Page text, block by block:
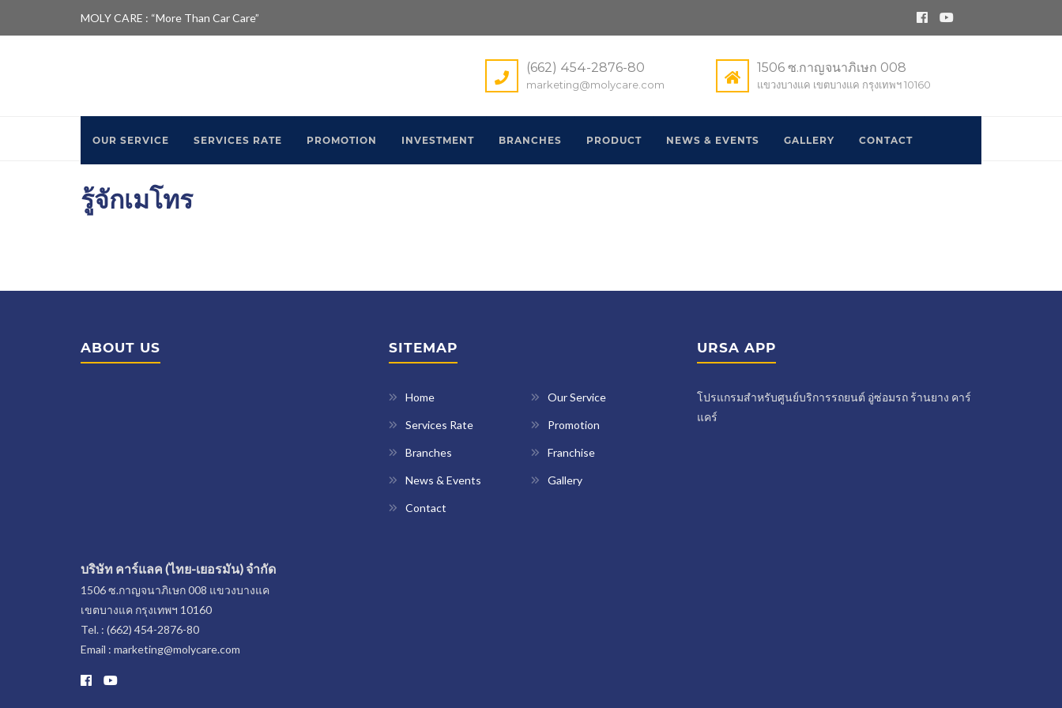
MOLY CARE : “More Than Car Care”
(662) 454-2876-80
marketing@molycare.com
1506 ซ.กาญจนาภิเษก 008
แขวงบางแค เขตบางแค กรุงเทพฯ 10160
OUR SERVICE SERVICES RATE PROMOTION INVESTMENT BRANCHES PRODUCT NEWS & EVENTS GALLERY CONTACT
HOME รู้จักเมโทร
รู้จักเมโทร
ABOUT US
บริษัท คาร์แลค (ไทย-เยอรมัน) จำกัด
1506 ซ.กาญจนาภิเษก 008 แขวงบางแค
เขตบางแค กรุงเทพฯ 10160
Tel. : (662) 454-2876-80
Email : marketing@molycare.com
SITEMAP
Home Our Service
Services Rate Promotion
Branches Franchise
News & Events Gallery
Contact
URSA APP
โปรแกรมสำหรับศูนย์บริการรถยนต์ อู่ซ่อมรถ ร้านยาง คาร์
แคร์